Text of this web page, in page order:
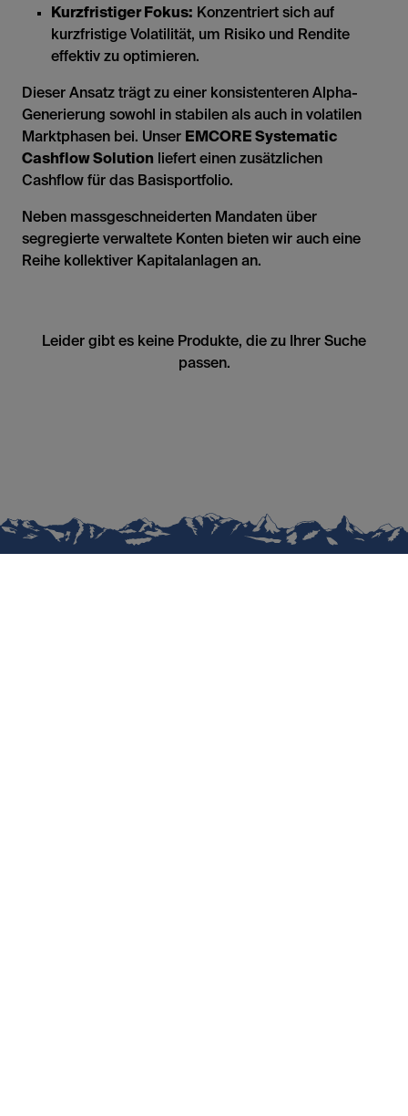
Kurzfristiger Fokus: Konzentriert sich auf
kurzfristige Volatilität, um Risiko und Rendite
effektiv zu optimieren.
Dieser Ansatz trägt zu einer konsistenteren Alpha-
Generierung sowohl in stabilen als auch in volatilen
Marktphasen bei. Unser EMCORE Systematic
Cashflow Solution liefert einen zusätzlichen
Cashflow für das Basisportfolio.
Neben massgeschneiderten Mandaten über
segregierte verwaltete Konten bieten wir auch eine
Reihe kollektiver Kapitalanlagen an.
Leider gibt es keine Produkte, die zu Ihrer Suche
passen.